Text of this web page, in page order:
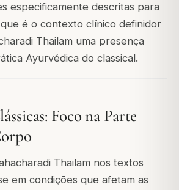
especificamente descritas para
é o contexto clínico definidor
Thailam uma presença
Ayurvédica do classical.
Foco na Parte
Thailam nos textos
em condições que afetam as